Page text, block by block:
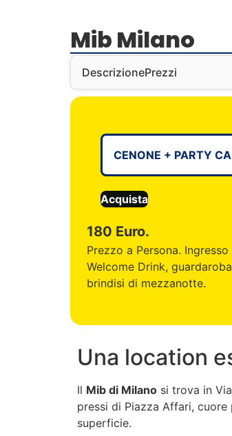
Mib Milano
DescrizionePrezzi
CENONE + PARTY
Acquista
180 Euro.
Prezzo a Persona.
Welcome Drink,
brindisi di mezzanotte.
Una location
Il Mib di Milano si trova in
pressi di Piazza Affari,
superficie.